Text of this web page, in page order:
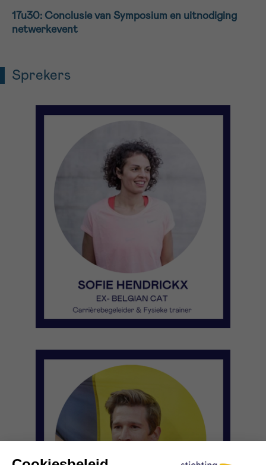
17u30: Conclusie van Symposium en uitnodiging
netwerkevent
Sprekers